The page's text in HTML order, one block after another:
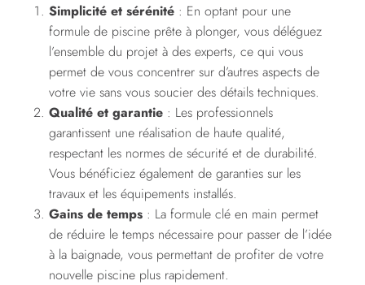
Simplicité et sérénité : En optant pour une
formule de piscine prête à plonger, vous déléguez
l’ensemble du projet à des experts, ce qui vous
permet de vous concentrer sur d’autres aspects de
votre vie sans vous soucier des détails techniques.
Qualité et garantie : Les professionnels
garantissent une réalisation de haute qualité,
respectant les normes de sécurité et de durabilité.
Vous bénéficiez également de garanties sur les
travaux et les équipements installés.
Gains de temps : La formule clé en main permet
de réduire le temps nécessaire pour passer de l’idée
à la baignade, vous permettant de profiter de votre
nouvelle piscine plus rapidement.